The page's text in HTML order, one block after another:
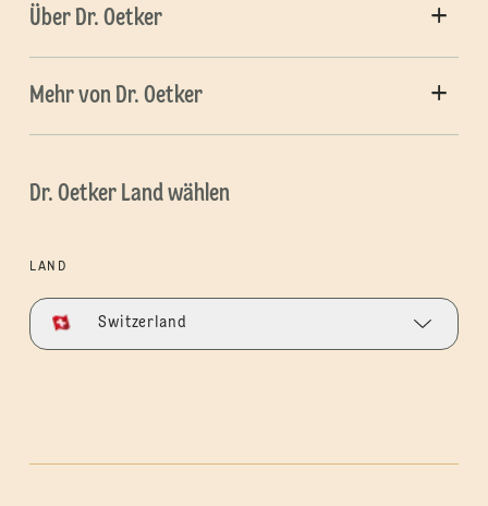
Über Dr. Oetker
Mehr von Dr. Oetker
Dr. Oetker Land wählen
LAND
Switzerland